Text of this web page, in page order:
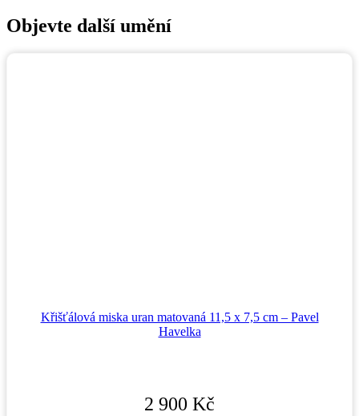
Objevte další umění
Křišťálová miska uran matovaná 11,5 x 7,5 cm – Pavel
Havelka
2 900 Kč